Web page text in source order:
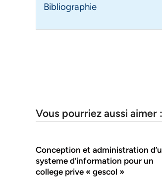
Bibliographie
Vous pourriez aussi aimer :
Conception et administration
systeme d’information pour un
college prive « gescol »